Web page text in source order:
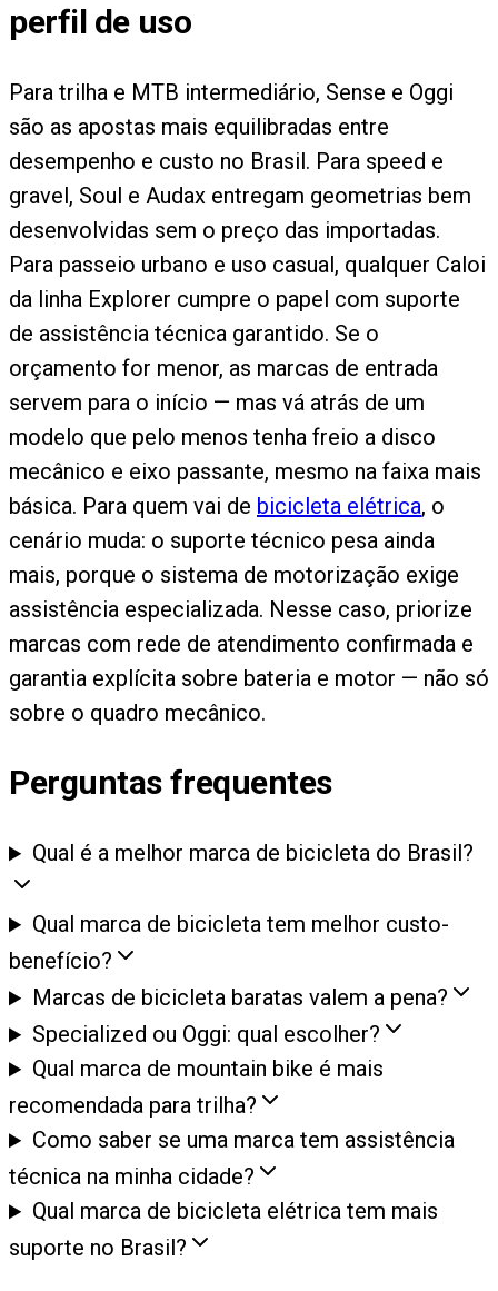
perfil de uso
Para trilha e MTB intermediário, Sense e Oggi
são as apostas mais equilibradas entre
desempenho e custo no Brasil. Para speed e
gravel, Soul e Audax entregam geometrias bem
desenvolvidas sem o preço das importadas.
Para passeio urbano e uso casual, qualquer Caloi
da linha Explorer cumpre o papel com suporte
de assistência técnica garantido. Se o
orçamento for menor, as marcas de entrada
servem para o início — mas vá atrás de um
modelo que pelo menos tenha freio a disco
mecânico e eixo passante, mesmo na faixa mais
básica. Para quem vai de bicicleta elétrica, o
cenário muda: o suporte técnico pesa ainda
mais, porque o sistema de motorização exige
assistência especializada. Nesse caso, priorize
marcas com rede de atendimento confirmada e
garantia explícita sobre bateria e motor — não só
sobre o quadro mecânico.
Perguntas frequentes
Qual é a melhor marca de bicicleta do Brasil?
Qual marca de bicicleta tem melhor custo-
benefício?
Marcas de bicicleta baratas valem a pena?
Specialized ou Oggi: qual escolher?
Qual marca de mountain bike é mais
recomendada para trilha?
Como saber se uma marca tem assistência
técnica na minha cidade?
Qual marca de bicicleta elétrica tem mais
suporte no Brasil?